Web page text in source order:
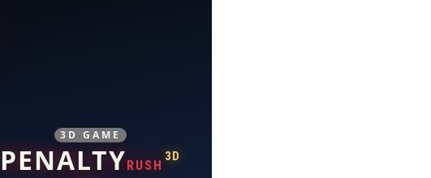
3D GAME
PENALTYRUSH
3D